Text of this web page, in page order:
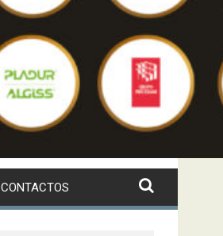
CONTACTOS